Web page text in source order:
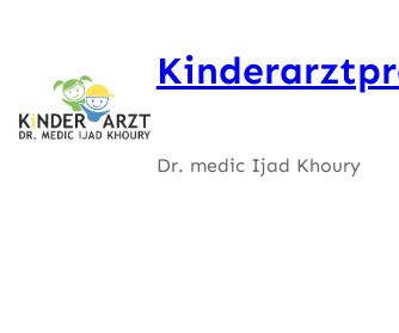
springen
Dr. medic Ijad Khoury